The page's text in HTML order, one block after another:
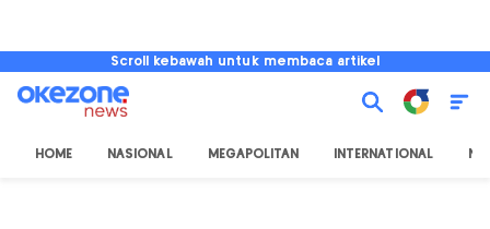
Scroll kebawah untuk membaca artikel
HOME NASIONAL MEGAPOLITAN INTERNATIONAL